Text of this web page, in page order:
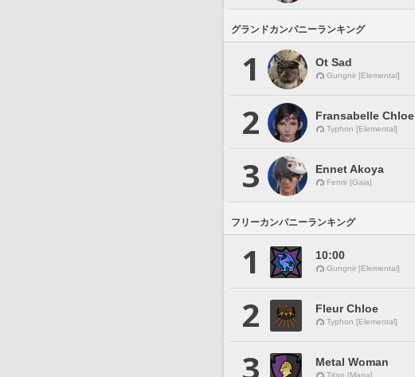
グランドカンパニーランキング
1 Ot Sad
Gungnir [Elemental]
2 Fransabelle Chloe
Typhon [Elemental]
3 Ennet Akoya
Fenrir [Gaia]
フリーカンパニーランキング
1 10:00
Gungnir [Elemental]
2 Fleur Chloe
Typhon [Elemental]
3 Metal Woman
Titan [Mana]